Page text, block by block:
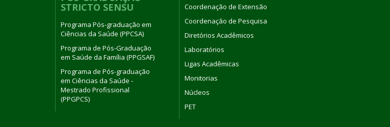
STRICTO SENSU
Programa Pós-graduação em
Ciências da Saúde (PPCSA)
Programa de Pós-Graduação
em Saúde da Família (PPGSAF)
Programa de Pós-graduação
em Ciências da Saúde -
Mestrado Profissional
(PPGPCS)
Coordenação de Extensão
Coordenação de Pesquisa
Diretórios Acadêmicos
Laboratórios
Ligas Acadêmicas
Monitorias
Núcleos
PET